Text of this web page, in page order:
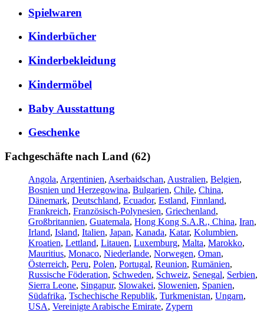
Spielwaren
Kinderbücher
Kinderbekleidung
Kindermöbel
Baby Ausstattung
Geschenke
Fachgeschäfte nach Land (62)
Angola, Argentinien, Aserbaidschan, Australien, Belgien,
Bosnien und Herzegowina, Bulgarien, Chile, China,
Dänemark, Deutschland, Ecuador, Estland, Finnland,
Frankreich, Französisch-Polynesien, Griechenland,
Großbritannien, Guatemala, Hong Kong S.A.R., China, Iran,
Irland, Island, Italien, Japan, Kanada, Katar, Kolumbien,
Kroatien, Lettland, Litauen, Luxemburg, Malta, Marokko,
Mauritius, Monaco, Niederlande, Norwegen, Oman,
Österreich, Peru, Polen, Portugal, Reunion, Rumänien,
Russische Föderation, Schweden, Schweiz, Senegal, Serbien,
Sierra Leone, Singapur, Slowakei, Slowenien, Spanien,
Südafrika, Tschechische Republik, Turkmenistan, Ungarn,
USA, Vereinigte Arabische Emirate, Zypern